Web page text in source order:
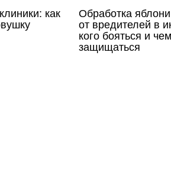
как Обработка
от вредителей в
кого бояться и чем
защищаться